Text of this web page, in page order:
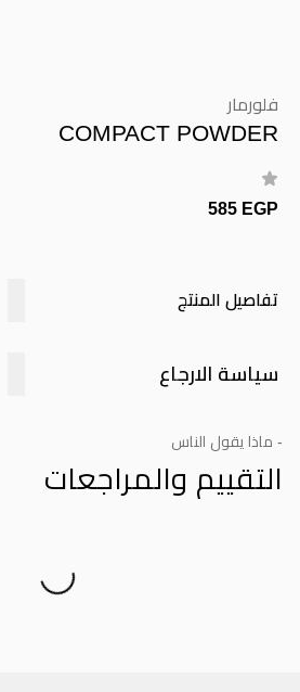
فلورمار
COMPACT POWDER
585 EGP
تفاصيل المنتج
سياسة الارجاع
- ماذا يقول الناس
التقييم والمراجعات